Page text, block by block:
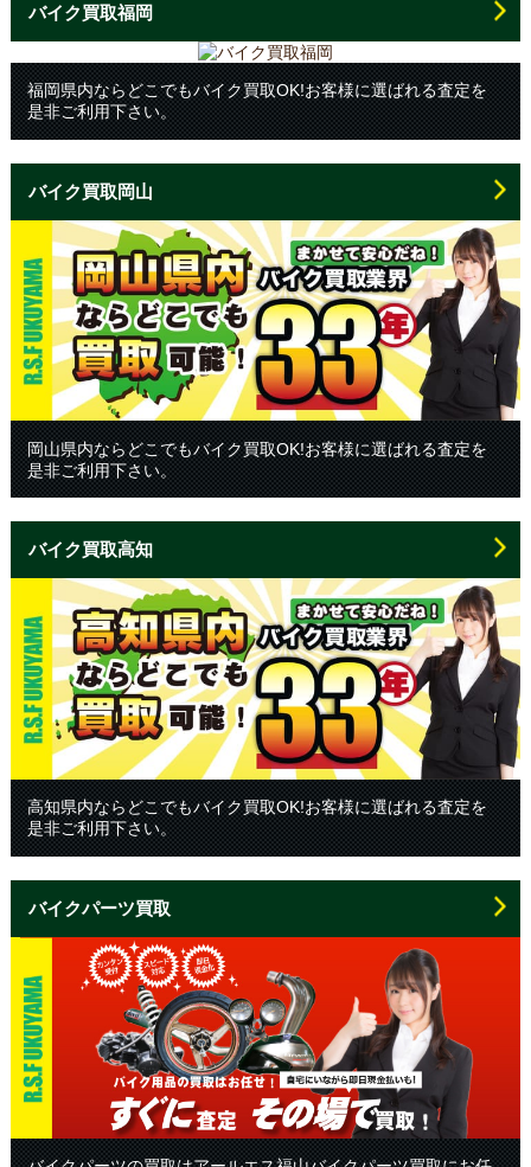
バイク買取福岡
福岡県内ならどこでもバイク買取OK!お客様に選ばれる査定を
是非ご利用下さい。
バイク買取岡山
岡山県内ならどこでもバイク買取OK!お客様に選ばれる査定を
是非ご利用下さい。
バイク買取高知
高知県内ならどこでもバイク買取OK!お客様に選ばれる査定を
是非ご利用下さい。
バイクパーツ買取